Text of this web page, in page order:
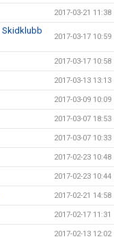
2017-03-21 11:38
Skidklubb
2017-03-17 10:59
2017-03-17 10:58
2017-03-13 13:13
2017-03-09 10:09
2017-03-07 18:53
2017-03-07 10:33
2017-02-23 10:48
2017-02-23 10:44
2017-02-21 14:58
2017-02-17 11:31
2017-02-13 12:02